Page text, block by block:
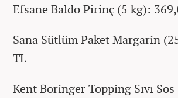
Efsane Baldo Pirinç (5 kg):
Sana Sütlüm Paket Margarin
TL
Kent Boringer Topping Sıvı